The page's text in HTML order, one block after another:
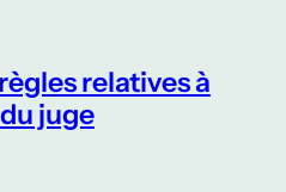
relatives à
juge